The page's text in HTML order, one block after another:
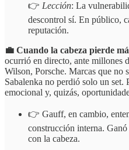
👉 Lección: La
descontrol sí. En público,
reputación.
💼 Cuando la cabeza pierde
ocurrió en directo, ante millones
Wilson, Porsche. Marcas que no
Sabalenka no perdió solo un
emocional y, quizás,
👉 Gauff, en cambio,
construcción interna.
con la cabeza.